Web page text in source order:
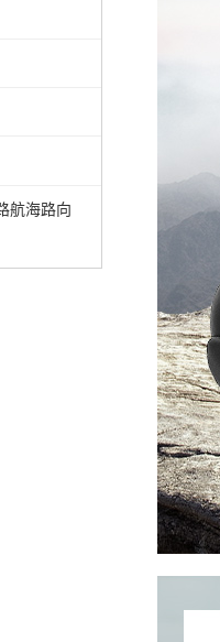
航海路向